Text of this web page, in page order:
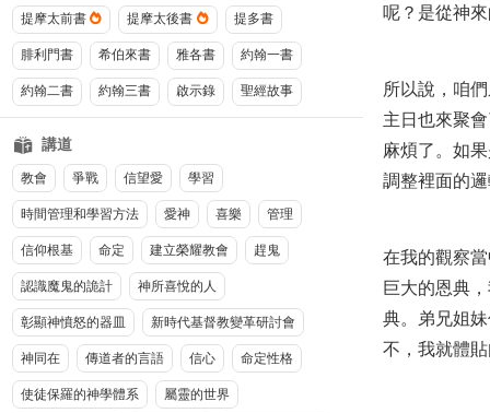
提摩太前書 提摩太後書 提多書
腓利門書 希伯來書 雅各書 約翰一書
約翰二書 約翰三書 啟示錄 聖經故事
講道
教會 爭戰 信望愛 學習
時間管理和學習方法 愛神 喜樂 管理
信仰根基 命定 建立榮耀教會 趕鬼
認識魔鬼的詭計 神所喜悅的人
彰顯神憤怒的器皿 新時代基督教變革研討會
神同在 傳道者的言語 信心 命定性格
使徒保羅的神學體系 屬靈的世界
呢？是從神
所以說，咱
主日也來聚
麻煩了。如
調整裡面的
在我的觀察
巨大的恩典
典。弟兄姐
不，我就體